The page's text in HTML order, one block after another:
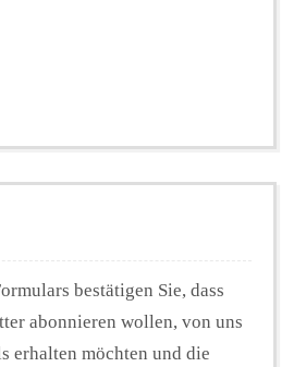
bestätigen Sie, dass
abonnieren wollen, von uns
erhalten möchten und die